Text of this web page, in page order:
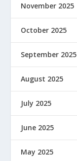
November 2025
October 2025
September 2025
August 2025
July 2025
June 2025
May 2025